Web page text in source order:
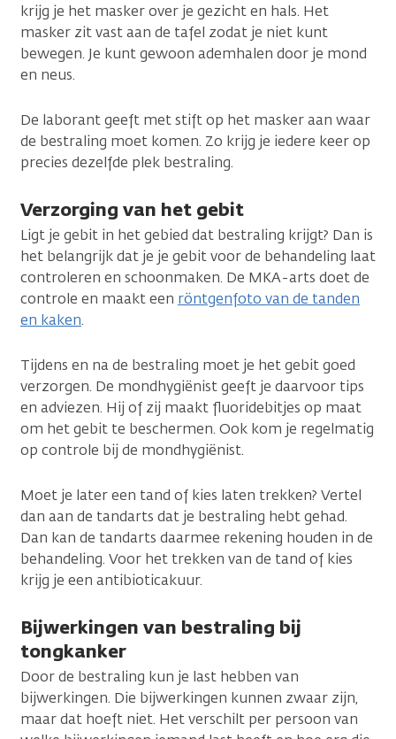
krijg je het masker over je gezicht en hals. Het
masker zit vast aan de tafel zodat je niet kunt
bewegen. Je kunt gewoon ademhalen door je mond
en neus.
De laborant geeft met stift op het masker aan waar
de bestraling moet komen. Zo krijg je iedere keer op
precies dezelfde plek bestraling.
Verzorging van het gebit
Ligt je gebit in het gebied dat bestraling krijgt? Dan is
het belangrijk dat je je gebit voor de behandeling laat
controleren en schoonmaken. De MKA-arts doet de
controle en maakt een röntgenfoto van de tanden
en kaken.
Tijdens en na de bestraling moet je het gebit goed
verzorgen. De mondhygiënist geeft je daarvoor tips
en adviezen. Hij of zij maakt fluoridebitjes op maat
om het gebit te beschermen. Ook kom je regelmatig
op controle bij de mondhygiënist.
Moet je later een tand of kies laten trekken? Vertel
dan aan de tandarts dat je bestraling hebt gehad.
Dan kan de tandarts daarmee rekening houden in de
behandeling. Voor het trekken van de tand of kies
krijg je een antibioticakuur.
Bijwerkingen van bestraling bij
tongkanker
Door de bestraling kun je last hebben van
bijwerkingen. Die bijwerkingen kunnen zwaar zijn,
maar dat hoeft niet. Het verschilt per persoon van